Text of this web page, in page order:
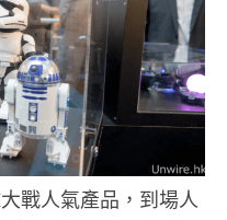
戰人氣產品，到場人